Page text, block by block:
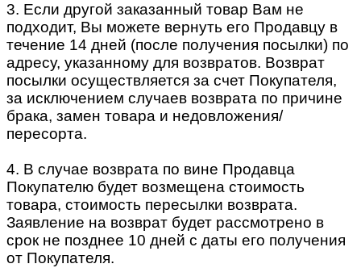
3. Если другой заказанный товар Вам не
подходит, Вы можете вернуть его Продавцу в
течение 14 дней (после получения посылки) по
адресу, указанному для возвратов. Возврат
посылки осуществляется за счет Покупателя,
за исключением случаев возврата по причине
брака, замен товара и недовложения/
пересорта.
4. В случае возврата по вине Продавца
Покупателю будет возмещена стоимость
товара, стоимость пересылки возврата.
Заявление на возврат будет рассмотрено в
срок не позднее 10 дней с даты его получения
от Покупателя.